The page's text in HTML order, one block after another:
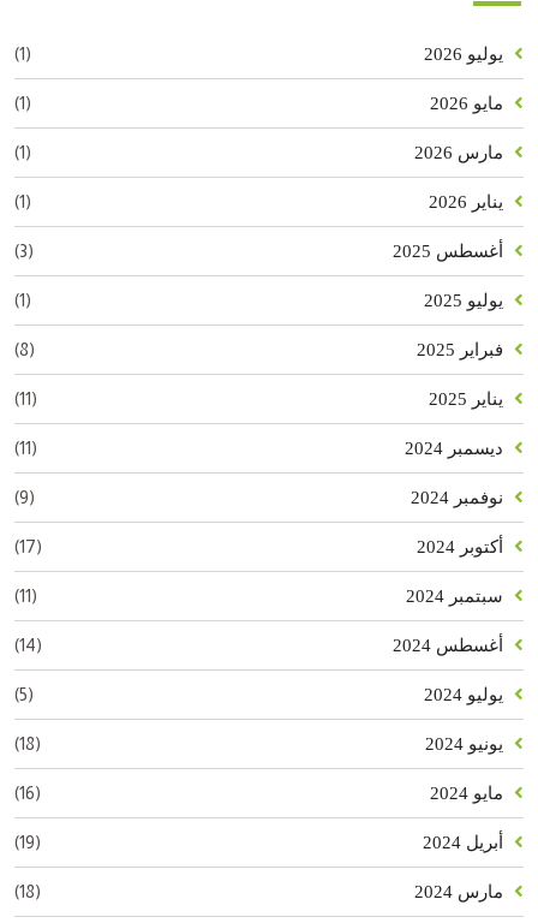
يوليو 2026 (1)
مايو 2026 (1)
مارس 2026 (1)
يناير 2026 (1)
أغسطس 2025 (3)
يوليو 2025 (1)
فبراير 2025 (8)
يناير 2025 (11)
ديسمبر 2024 (11)
نوفمبر 2024 (9)
أكتوبر 2024 (17)
سبتمبر 2024 (11)
أغسطس 2024 (14)
يوليو 2024 (5)
يونيو 2024 (18)
مايو 2024 (16)
أبريل 2024 (19)
مارس 2024 (18)